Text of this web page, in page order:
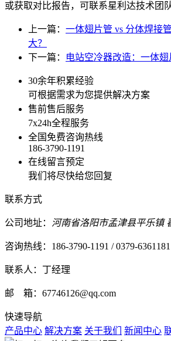
或获取对比报告，可联系星利达技术团队
上一篇： 一体翅片管 vs 分体焊接
大？
下一篇：
电站空冷器改造：一体
30余年积累经验
可根据需求为您提供解决方案
售前售后服务
7x24h全程服务
全国免费咨询热线
186-3790-1191
在线留言预定
我们将尽快给您回复
联系方式
公司地址： 河南省洛阳市孟津县平乐镇
咨询热线：186-3790-1191 / 0379-
联系人：丁经理
邮 箱：67746126@qq.com
快速导航
产品中心 解决方案 关于我们 新闻中心